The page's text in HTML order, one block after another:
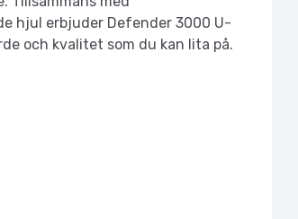
hjul erbjuder Defender 3000 U-
och kvalitet som du kan lita på.